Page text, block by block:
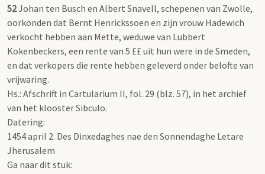
52Johan ten Busch en Albert Snavell, schepenen van Zwolle,
oorkonden dat Bernt Henrickssoen en zijn vrouw Hadewich
verkocht hebben aan Mette, weduwe van Lubbert
Kokenbeckers, een rente van 5 ££ uit hun were in de Smeden,
en dat verkopers die rente hebben geleverd onder belofte van
vrijwaring.
Hs.: Afschrift in Cartularium II, fol. 29 (blz. 57), in het archief
van het klooster Sibculo.
Datering:
1454 april 2. Des Dinxedaghes nae den Sonnendaghe Letare
Jherusalem
Ga naar dit stuk: